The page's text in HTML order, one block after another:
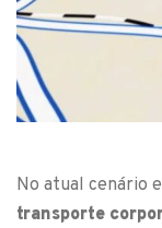
No atual cenário
transporte